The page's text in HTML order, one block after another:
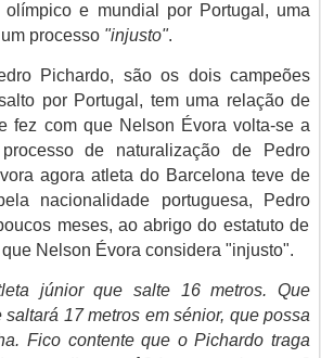
olímpico e mundial por Portugal, uma
processo "injusto".
Pichardo, são os dois campeões
por Portugal, tem uma relação de
fez com que Nelson Évora volta-se a
de naturalização de Pedro
agora atleta do Barcelona teve de
nacionalidade portuguesa,
Pedro
meses, ao abrigo do estatuto de
Nelson Évora considera "injusto".
júnior que salte 16 metros. Que
17 metros em sénior, que possa
Fico contente que o Pichardo traga